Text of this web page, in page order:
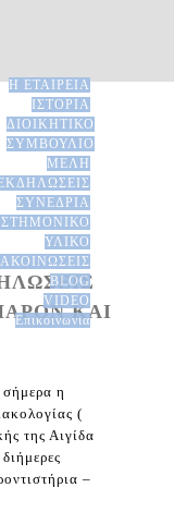
Η ΕΤΑΙΡΕΙΑ
ΙΣΤΟΡΙΑ
ΔΙΟΙΚΗΤΙΚΟ
ΣΥΜΒΟΥΛΙΟ
ΜΕΛΗ
ΕΚΔΗΛΩΣΕΙΣ
ΣΥΝΕΔΡΙΑ
ΥΛΙΚΟ
BLOG
VIDEO
ΕπικοινωνιαΚΑΙ
η
(
της Αιγίδα
–